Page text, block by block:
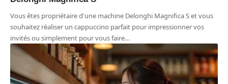
Vous êtes propriétaire d'une machine Delonghi Magnifica S et vous
souhaitez réaliser un cappuccino parfait pour impressionner vos
invités ou simplement pour vous faire…